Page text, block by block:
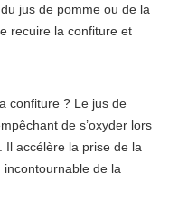
jus de pomme ou de la
recuire la confiture et
confiture ? Le jus de
de s’oxyder lors
Il accélère la prise de la
de la